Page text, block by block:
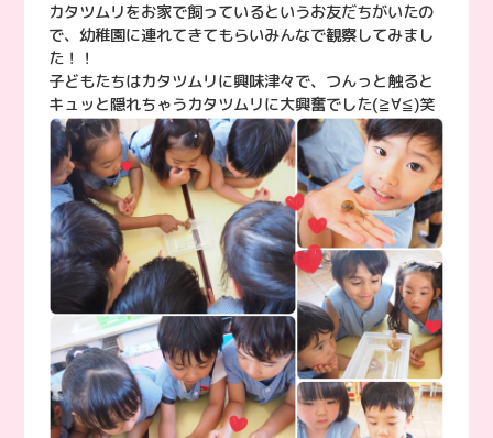
カタツムリをお家で飼っているというお友だちがいたの
で、幼稚園に連れてきてもらいみんなで観察してみまし
た！！
子どもたちはカタツムリに興味津々で、つんっと触ると
キュッと隠れちゃうカタツムリに大興奮でした(≧∀≦)笑